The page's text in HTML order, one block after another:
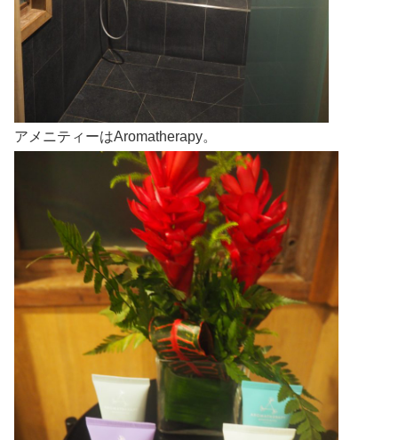
アメニティーはAromatherapy。